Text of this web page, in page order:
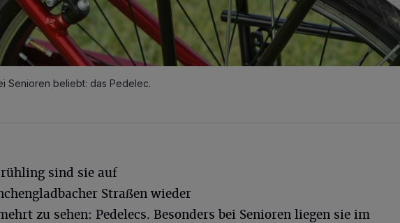
Senioren beliebt: das Pedelec.
sind sie auf
Straßen wieder
zu sehen: Pedelecs. Besonders bei Senioren liegen sie im